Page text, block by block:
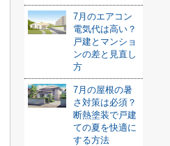
7月のエアコン
電気代は高い？
戸建とマンショ
ンの差と見直し
方
7月の屋根の暑
さ対策は必須？
断熱塗装で戸建
ての夏を快適に
する方法